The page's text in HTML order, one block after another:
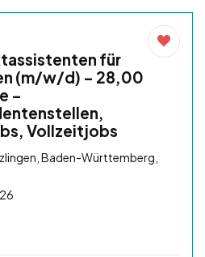
für
(m/w/d) – 28,00
–
Vollzeitjobs
Baden-Württemberg,